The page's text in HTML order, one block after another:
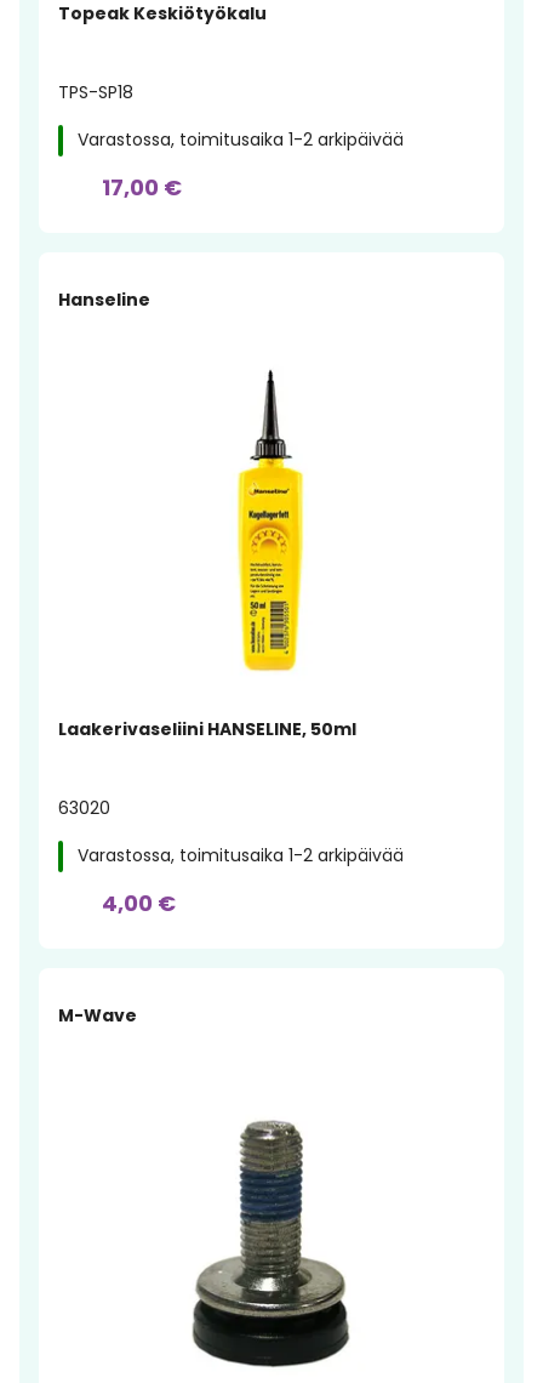
Topeak Keskiötyökalu
TPS-SP18
Varastossa, toimitusaika 1-2 arkipäivää
17,00 €
Hanseline
Laakerivaseliini HANSELINE, 50ml
63020
Varastossa, toimitusaika 1-2 arkipäivää
4,00 €
M-Wave